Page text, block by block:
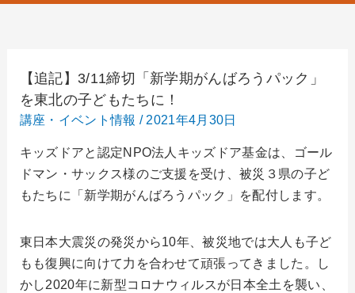
【追記】3/11締切「新学期がんばろうパック」
を東北の子どもたちに！
講座・イベント情報 / 2021年4月30日
キッズドアと認定NPO法人キッズドア基金は、ゴール
ドマン・サックス様のご支援を受け、被災３県の子ど
もたちに「新学期がんばろうパック」を配付します。
東日本大震災の発災から10年、被災地では大人も子ど
もも復興に向けて力を合わせて頑張ってきました。し
かし2020年に新型コロナウィルスが日本全土を襲い、